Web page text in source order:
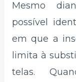
Mesmo
possível
em que a
limita à
telas.